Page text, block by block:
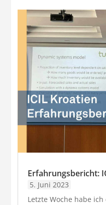
Erfahrungsbericht:
5. Juni 2023
Letzte Woche habe